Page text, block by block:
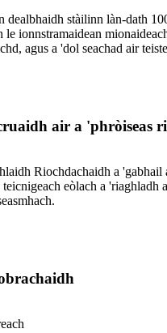
dealbhaidh stàilinn làn-dath
le ionnstramaidean
agus a 'dol seachad air
air a 'phròiseas
Riochdachaidh a 'gabhail
eòlach a 'riaghladh